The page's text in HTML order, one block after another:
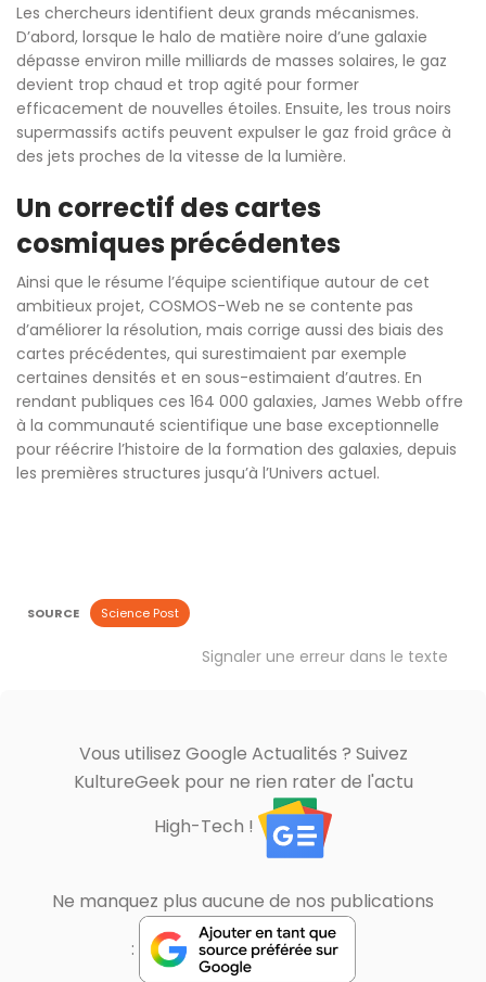
Les chercheurs identifient deux grands mécanismes.
D’abord, lorsque le halo de matière noire d’une galaxie
dépasse environ mille milliards de masses solaires, le gaz
devient trop chaud et trop agité pour former
efficacement de nouvelles étoiles. Ensuite, les trous noirs
supermassifs actifs peuvent expulser le gaz froid grâce à
des jets proches de la vitesse de la lumière.
Un correctif des cartes
cosmiques précédentes
Ainsi que le résume l’équipe scientifique autour de cet
ambitieux projet, COSMOS-Web ne se contente pas
d’améliorer la résolution, mais corrige aussi des biais des
cartes précédentes, qui surestimaient par exemple
certaines densités et en sous-estimaient d’autres. En
rendant publiques ces 164 000 galaxies, James Webb offre
à la communauté scientifique une base exceptionnelle
pour réécrire l’histoire de la formation des galaxies, depuis
les premières structures jusqu’à l’Univers actuel.
SOURCE Science Post
Signaler une erreur dans le texte
Vous utilisez Google Actualités ? Suivez
KultureGeek pour ne rien rater de l'actu
High-Tech !
Ne manquez plus aucune de nos publications
: